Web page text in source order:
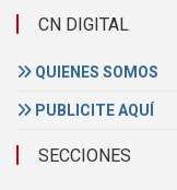
CN DIGITAL
QUIENES SOMOS
PUBLICITE AQUÍ
SECCIONES